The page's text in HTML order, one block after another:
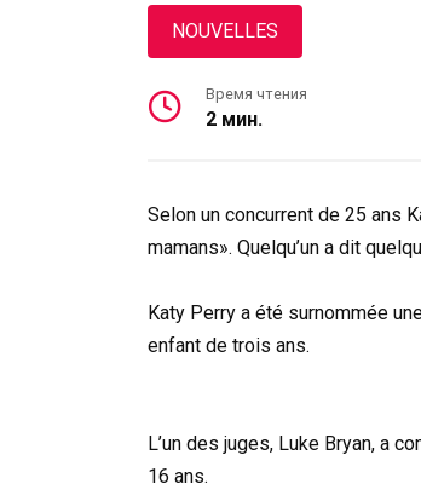
NOUVELLES
Время чтения
2 мин.
Selon un concurrent de 25 ans
mamans». Quelqu’un a dit
Katy Perry a été surnommée
enfant de trois ans.
L’un des juges, Luke Bryan, a
16 ans.